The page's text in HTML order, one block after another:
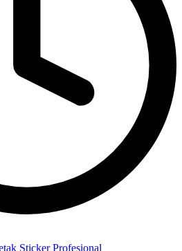
Sticker Profesional